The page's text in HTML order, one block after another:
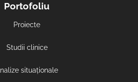
Portofoliu
Proiecte
Studii clinice
situaționale